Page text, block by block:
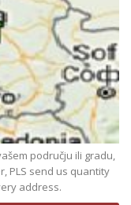
području ili gradu,
PLS send us quantity
address.